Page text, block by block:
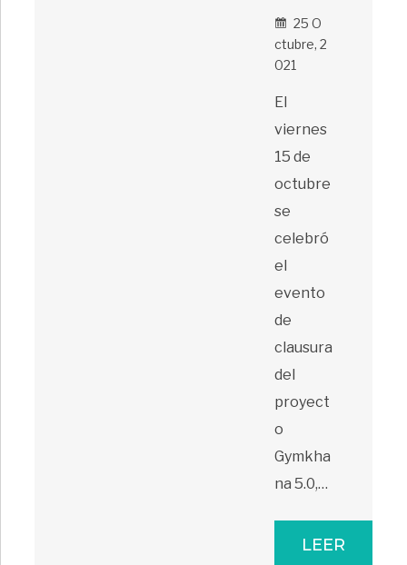
25 O
Ctubre, 2
021
El
viernes
15 de
octubre
se
celebró
el
evento
de
clausura
del
proyect
o
Gymkha
na 5.0,…
LEER